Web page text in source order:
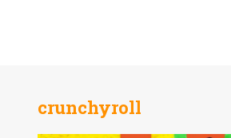
crunchyroll